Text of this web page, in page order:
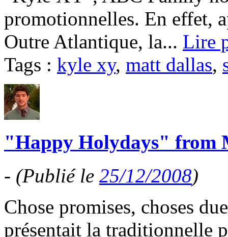
promotionnelles. En effet,
Outre Atlantique, la... Lire
Tags : kyle xy, matt dallas,
"Happy Holydays" from
- (Publié le 25/12/2008)
Chose promises, choses
présentait la traditionnelle